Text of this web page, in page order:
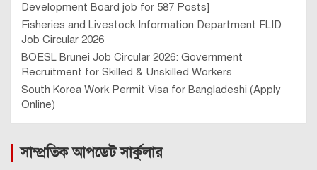
Development Board job for 587 Posts]
Fisheries and Livestock Information Department FLID
Job Circular 2026
BOESL Brunei Job Circular 2026: Government
Recruitment for Skilled & Unskilled Workers
South Korea Work Permit Visa for Bangladeshi (Apply
Online)
সাম্প্রতিক আপডেট সার্কুলার